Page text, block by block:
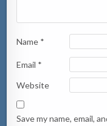
Name *
Email *
Website
Save my name, email,